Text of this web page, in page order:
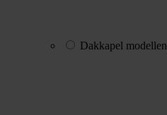
Dakkapel modellen